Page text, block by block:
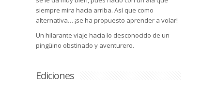
siempre mira hacia arriba. Así que como
alternativa… ¡se ha propuesto aprender a volar!
Un hilarante viaje hacia lo desconocido de un
pingüino obstinado y aventurero.
Ediciones